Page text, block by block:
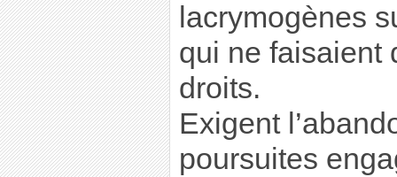
lacrymogènes
qui ne faisaient
droits.
Exigent
poursuites